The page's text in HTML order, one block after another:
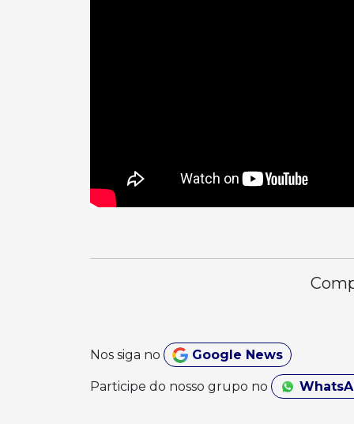
Nos siga no Google News
Participe do nosso grupo no